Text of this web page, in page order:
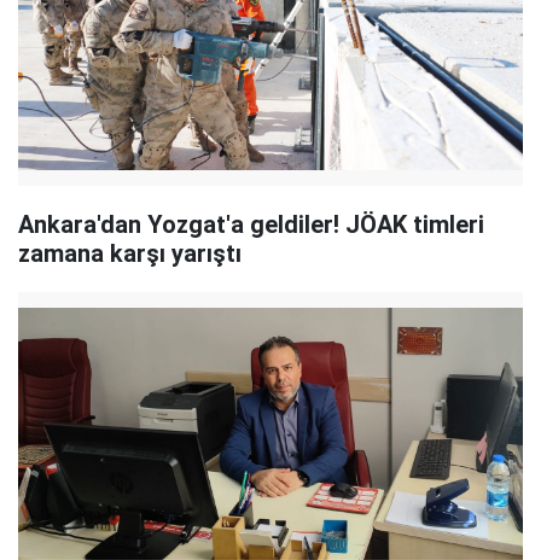
Ankara'dan Yozgat'a geldiler! JÖAK timleri
zamana karşı yarıştı